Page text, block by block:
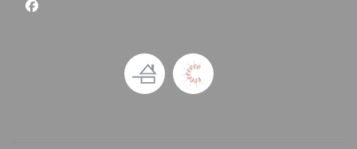
Facebook ((открывается в новом окне))